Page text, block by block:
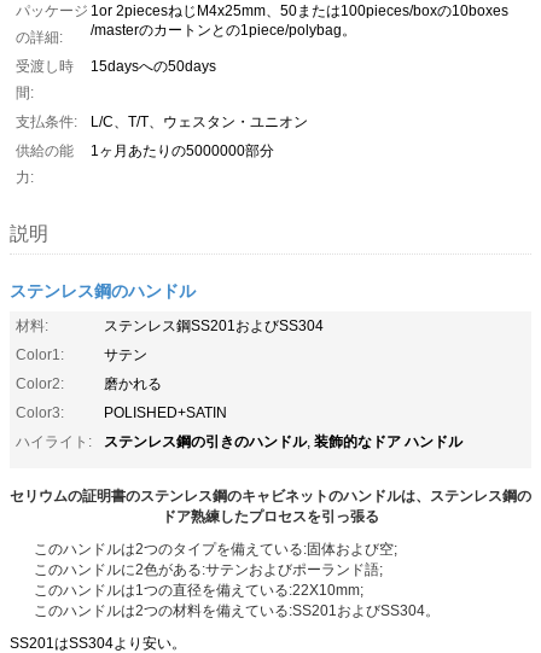
パッケージ
の詳細:
1or 2piecesねじM4x25mm、50または100pieces/boxの10boxes
/masterのカートンとの1piece/polybag。
受渡し時
間:
15daysへの50days
支払条件:
L/C、T/T、ウェスタン・ユニオン
供給の能
力:
1ヶ月あたりの5000000部分
説明
ステンレス鋼のハンドル
材料:
ステンレス鋼SS201およびSS304
Color1:
サテン
Color2:
磨かれる
Color3:
POLISHED+SATIN
ハイライト:
ステンレス鋼の引きのハンドル, 装飾的なドア ハンドル
セリウムの証明書のステンレス鋼のキャビネットのハンドルは、ステンレス鋼の
ドア熟練したプロセスを引っ張る
このハンドルは2つのタイプを備えている:固体および空;
このハンドルに2色がある:サテンおよびポーランド語;
このハンドルは1つの直径を備えている:22X10mm;
このハンドルは2つの材料を備えている:SS201およびSS304。
SS201はSS304より安い。